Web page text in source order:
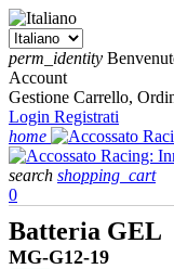
perm_identity
Account
Gestione Carrello,
Login Registrati
home
search shopping_cart
0
Batteria GEL
MG-G12-19